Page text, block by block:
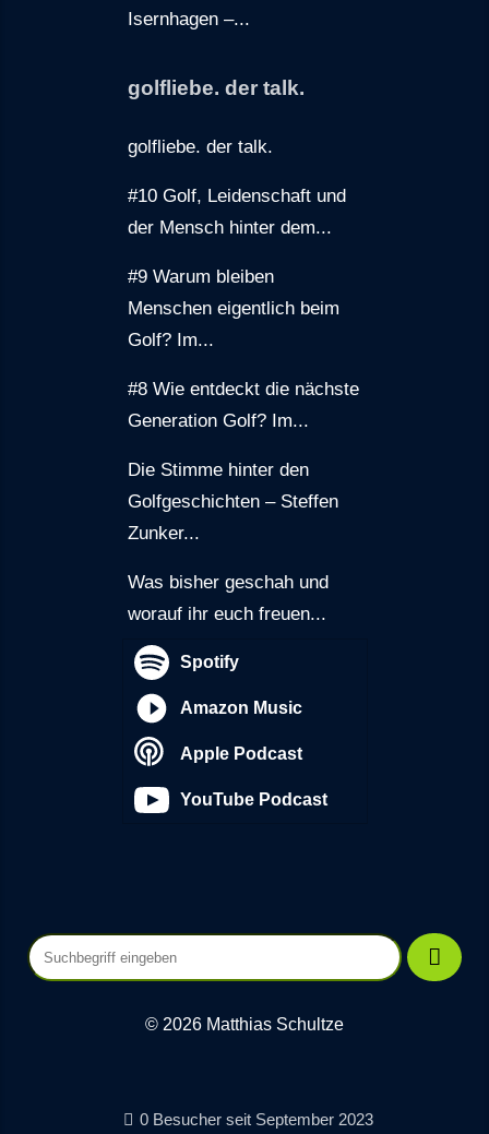
Isernhagen –...
golfliebe. der talk.
golfliebe. der talk.
#10 Golf, Leidenschaft und
der Mensch hinter dem...
#9 Warum bleiben
Menschen eigentlich beim
Golf? Im...
#8 Wie entdeckt die nächste
Generation Golf? Im...
Die Stimme hinter den
Golfgeschichten – Steffen
Zunker...
Was bisher geschah und
worauf ihr euch freuen...
Spotify
Amazon Music
Apple Podcast
YouTube Podcast
© 2026 Matthias Schultze
0 Besucher seit September 2023